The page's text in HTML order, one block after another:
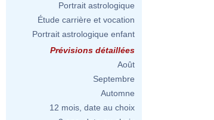
Portrait astrologique
Étude carrière et vocation
Portrait astrologique enfant
Prévisions détaillées
Août
Septembre
Automne
12 mois, date au choix